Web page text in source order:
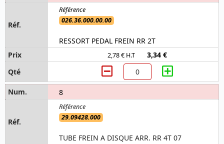
026.36.000.00.00
RESSORT PEDAL FREIN RR 2T
2,78 € H.T 3,34 €
8
29.09428.000
TUBE FREIN A DISQUE ARR. RR 4T 07